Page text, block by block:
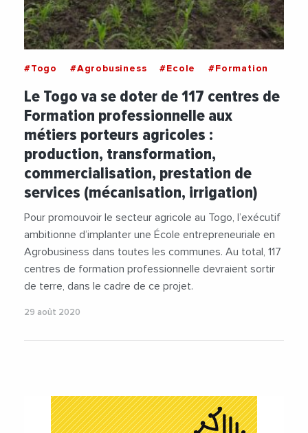
#Togo #Agrobusiness #Ecole #Formation
Le Togo va se doter de 117 centres de
Formation professionnelle aux
métiers porteurs agricoles :
production, transformation,
commercialisation, prestation de
services (mécanisation, irrigation)
Pour promouvoir le secteur agricole au Togo, l’exécutif
ambitionne d’implanter une École entrepreneuriale en
Agrobusiness dans toutes les communes. Au total, 117
centres de formation professionnelle devraient sortir
de terre, dans le cadre de ce projet.
29 août 2020